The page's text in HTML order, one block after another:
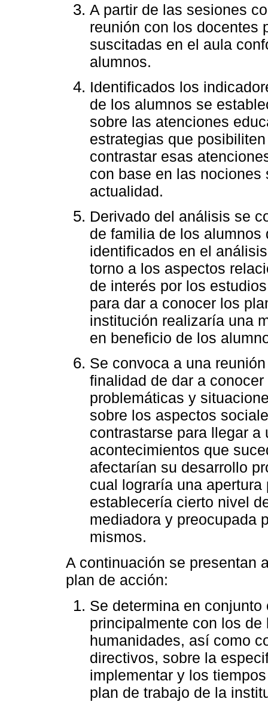
A partir de las sesiones
reunión con los docentes
suscitadas en el aula
alumnos.
Identificados los
de los alumnos se
sobre las atenciones
estrategias que
contrastar esas
con base en las
actualidad.
Derivado del análisis se
de familia de los
identificados en el
torno a los aspectos
de interés por los
para dar a conocer los
institución realizaría una
en beneficio de los
Se convoca a una
finalidad de dar a
problemáticas y
sobre los aspectos
contrastarse para llegar
acontecimientos que
afectarían su desarrollo
cual lograría una
establecería cierto nivel
mediadora y preocupada
mismos.
A continuación se presentan
plan de acción:
Se determina en
principalmente con los
humanidades, así como
directivos, sobre la
implementar y los
plan de trabajo de la